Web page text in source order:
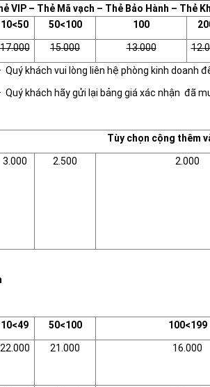
VIP – Thẻ Mã vạch – Thẻ Bảo Hành – Thẻ
10<50 50<100 100
17.000 15.000 13.000
Quý khách vui lòng liên hệ phòng kinh doanh
Quý khách hãy gửi lại bảng giá xác nhận đã
Tùy chọn cộng thêm
3.000 2.500 2.000
10<49 50<100 100<199
22.000 21.000 16.000